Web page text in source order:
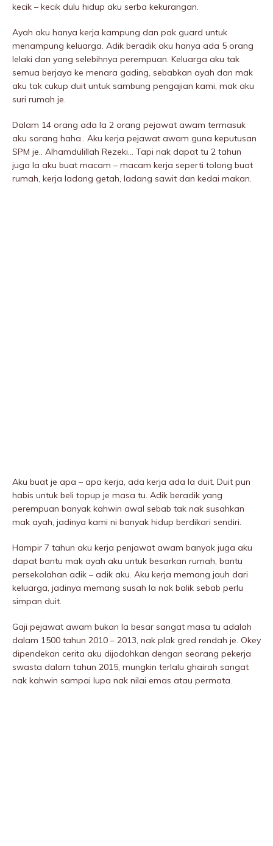
kecik – kecik dulu hidup aku serba kekurangan.
Ayah aku hanya kerja kampung dan pak guard untuk
menampung keluarga. Adik beradik aku hanya ada 5 orang
lelaki dan yang selebihnya perempuan. Keluarga aku tak
semua berjaya ke menara gading, sebabkan ayah dan mak
aku tak cukup duit untuk sambung pengajian kami, mak aku
suri rumah je.
Dalam 14 orang ada la 2 orang pejawat awam termasuk
aku sorang haha.. Aku kerja pejawat awam guna keputusan
SPM je.. Alhamdulillah Rezeki… Tapi nak dapat tu 2 tahun
juga la aku buat macam – macam kerja seperti tolong buat
rumah, kerja ladang getah, ladang sawit dan kedai makan.
Aku buat je apa – apa kerja, ada kerja ada la duit. Duit pun
habis untuk beli topup je masa tu. Adik beradik yang
perempuan banyak kahwin awal sebab tak nak susahkan
mak ayah, jadinya kami ni banyak hidup berdikari sendiri.
Hampir 7 tahun aku kerja penjawat awam banyak juga aku
dapat bantu mak ayah aku untuk besarkan rumah, bantu
persekolahan adik – adik aku. Aku kerja memang jauh dari
keluarga, jadinya memang susah la nak balik sebab perlu
simpan duit.
Gaji pejawat awam bukan la besar sangat masa tu adalah
dalam 1500 tahun 2010 – 2013, nak plak gred rendah je. Okey
dipendekan cerita aku dijodohkan dengan seorang pekerja
swasta dalam tahun 2015, mungkin terlalu ghairah sangat
nak kahwin sampai lupa nak nilai emas atau permata.